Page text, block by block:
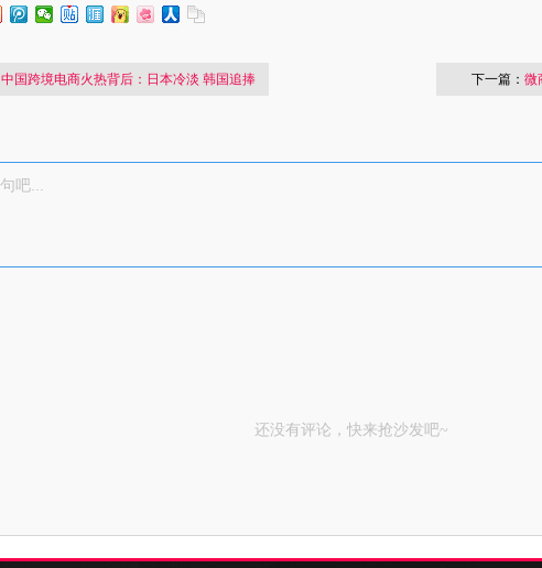
中国跨境电商火热背后：日本冷淡 韩国追捧 下一篇： 微
还没有评论，快来抢沙发吧~